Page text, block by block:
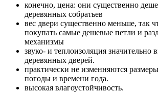
конечно, цена: они существенно
деревянных собратьев
вес двери существенно меньше, так
покупать самые дешевые петли и
механизмы
звуко- и теплоизоляция значительно
деревянных дверей.
практически не изменняются
погоды и времени года.
высокая влагоустойчивость.